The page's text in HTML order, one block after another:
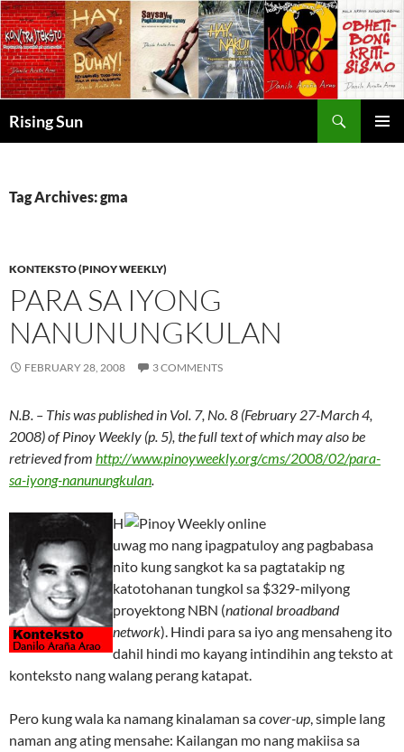
Skip
to
content
Rising Sun
Tag Archives: gma
KONTEKSTO (PINOY WEEKLY)
PARA SA IYONG
NANUNUNGKULAN
FEBRUARY 28, 2008 3 COMMENTS
N.B. – This was published in Vol. 7, No. 8 (February 27-March 4,
2008) of Pinoy Weekly (p. 5), the full text of which may also be
retrieved from http://www.pinoyweekly.org/cms/2008/02/para-
sa-iyong-nanunungkulan.
H
uwag mo nang ipagpatuloy ang pagbabasa
nito kung sangkot ka sa pagtatakip ng
katotohanan tungkol sa $329-milyong
proyektong NBN (national broadband
network). Hindi para sa iyo ang mensaheng ito
dahil hindi mo kayang intindihin ang teksto at
konteksto nang walang perang katapat.
Pero kung wala ka namang kinalaman sacover-up, simple lang
naman ang ating mensahe: Kailangan mo nang makiisa sa